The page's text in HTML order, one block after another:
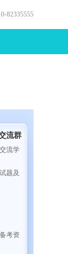
82335555
流群
流学
题及
考资